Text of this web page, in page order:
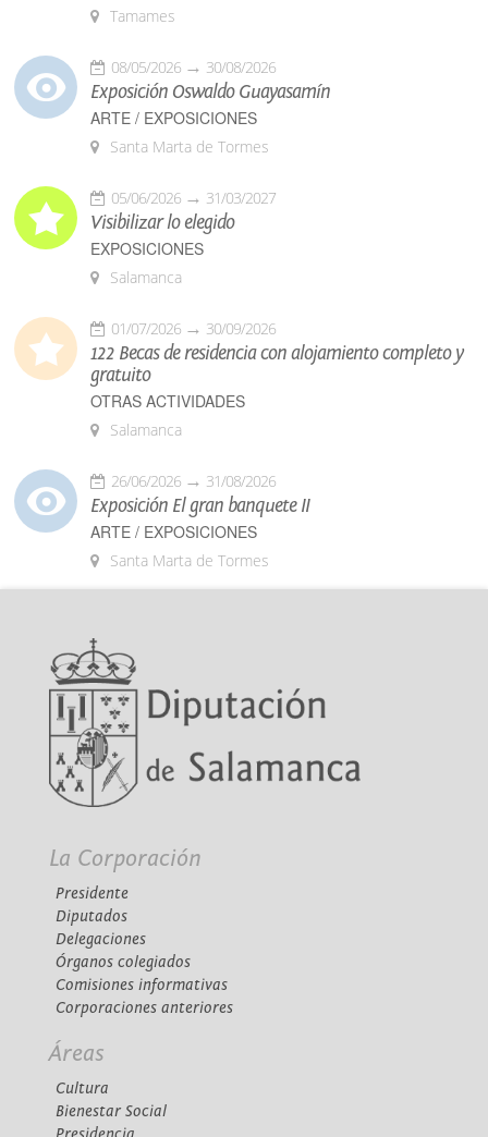
Tamames
08/05/2026 30/08/2026
Exposición Oswaldo Guayasamín
ARTE / EXPOSICIONES
Santa Marta de Tormes
05/06/2026 31/03/2027
Visibilizar lo elegido
EXPOSICIONES
Salamanca
01/07/2026 30/09/2026
122 Becas de residencia con alojamiento completo y
gratuito
OTRAS ACTIVIDADES
Salamanca
26/06/2026 31/08/2026
Exposición El gran banquete II
ARTE / EXPOSICIONES
Santa Marta de Tormes
La Corporación
Presidente
Diputados
Delegaciones
Órganos colegiados
Comisiones informativas
Corporaciones anteriores
Áreas
Cultura
Bienestar Social